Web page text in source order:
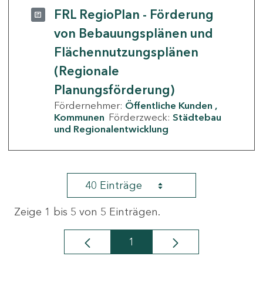
FRL RegioPlan - Förderung
von Bebauungsplänen und
Flächennutzungsplänen
(Regionale
Planungsförderung)
Fördernehmer: Öffentliche Kunden
Kommunen Förderzweck: Städtebau
und Regionalentwicklung
40 Einträge
Zeige 1 bis 5 von 5 Einträgen.
Seite
1